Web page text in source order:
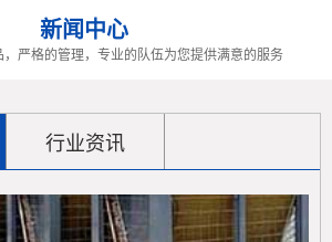
新闻中心
严格的管理，专业的队伍为您提供满意的服务
行业资讯
术的逐渐发展，社会经济消费的环境同
多变化，随着采暖区域的逐渐增加，大
采暖有什么优势？
活水平的逐渐提升，现如今越来越多的朋
择采暖的时候都会考虑到空气能采暖，
么优势，这也......